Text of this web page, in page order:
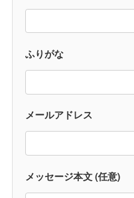
ふりがな
メールアドレス
メッセージ本文 (任意)